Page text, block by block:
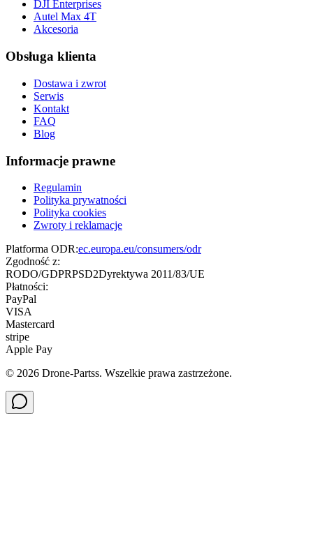
DJI Enterprises
Autel Max 4T
Akcesoria
Obsługa klienta
Dostawa i zwrot
Serwis
Kontakt
FAQ
Blog
Informacje prawne
Regulamin
Polityka prywatności
Polityka cookies
Zwroty i reklamacje
Platforma ODR:ec.europa.eu/consumers/odr
Zgodność z:
RODO/GDPRPSD2Dyrektywa 2011/83/UE
Płatności:
PayPal
VISA
Mastercard
stripe
Apple Pay
© 2026 Drone-Partss. Wszelkie prawa zastrzeżone.